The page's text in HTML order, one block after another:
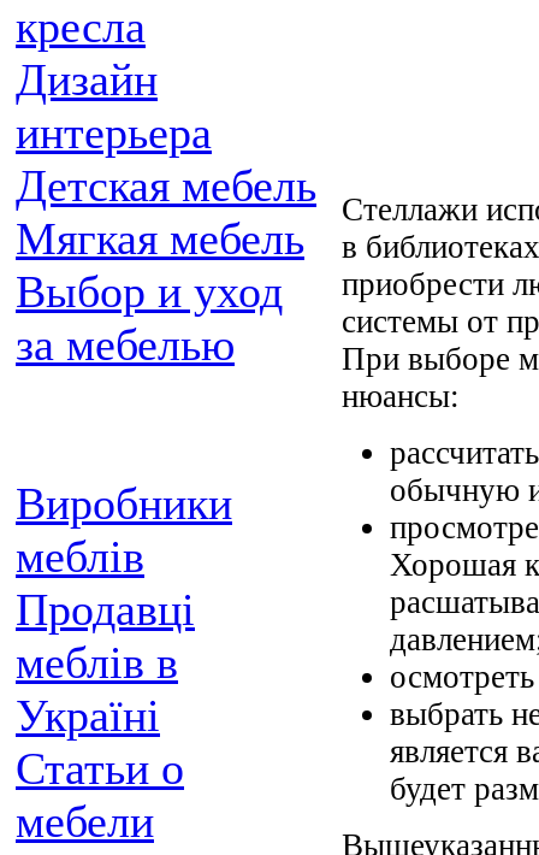
кресла
Дизайн
интерьера
Детская мебель
Мягкая мебель
Выбор и уход
за мебелью
Виробники
меблів
Продавці
меблів в
Україні
Статьи о
мебели
Стеллажи
в
приобрести
системы от
При выборе
нюансы:
обычную
Хорошая
выбрать
является
будет